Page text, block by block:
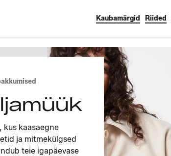
Kaubamärgid Riided
kus kaasaegne
ja mitmekülgsed
teie igapäevase